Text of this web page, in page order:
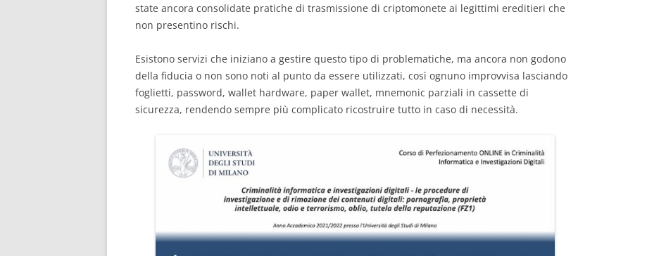
state ancora consolidate pratiche di trasmissione di criptomonete ai legittimi ereditieri che
non presentino rischi.
Esistono servizi che iniziano a gestire questo tipo di problematiche, ma ancora non godono
della fiducia o non sono noti al punto da essere utilizzati, così ognuno improvvisa lasciando
foglietti, password, wallet hardware, paper wallet, mnemonic parziali in cassette di
sicurezza, rendendo sempre più complicato ricostruire tutto in caso di necessità.